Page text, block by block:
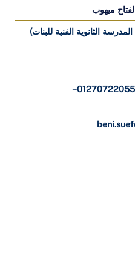
ميهوب
الثانوية الفنية للبنات)
الدعم الفني : 01006930575 – 01270722055 –